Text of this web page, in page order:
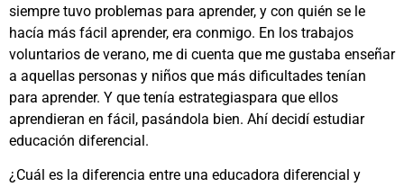
siempre tuvo problemas para aprender, y con quién se le
hacía más fácil aprender, era conmigo. En los trabajos
voluntarios de verano, me di cuenta que me gustaba enseñar
a aquellas personas y niños que más dificultades tenían
para aprender. Y que tenía estrategiaspara que ellos
aprendieran en fácil, pasándola bien. Ahí decidí estudiar
educación diferencial.
¿Cuál es la diferencia entre una educadora diferencial y